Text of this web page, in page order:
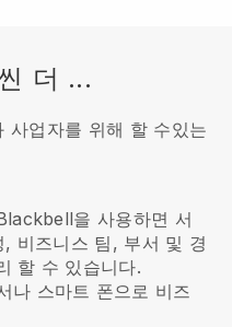
더 ...
업자를 위해 할 수있는
을 사용하면 서
비즈니스 팀, 부서 및 경
할 수 있습니다.
나 스마트 폰으로 비즈